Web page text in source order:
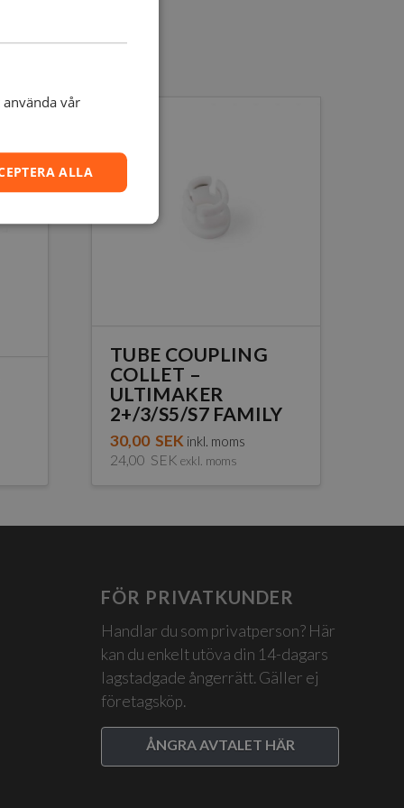
TUBE COUPLING
COLLET –
ULTIMAKER
2+/3/S5/S7 FAMILY
30,00 SEK inkl. moms
24,00 SEK exkl. moms
FÖR PRIVATKUNDER
Handlar du som privatperson? Här
kan du enkelt utöva din 14-dagars
lagstadgade ångerrätt. Gäller ej
företagsköp.
ÅNGRA AVTALET HÄR
vår
ALLA